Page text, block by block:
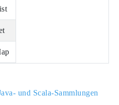
und Scala-Sammlungen